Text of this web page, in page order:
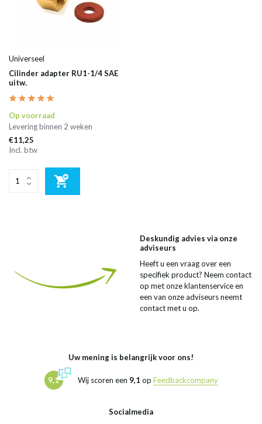
Universeel
Cilinder adapter RU1-1/4 SAE
uitw.
Op voorraad
Levering binnen 2 weken
€11,25
Incl. btw
Deskundig advies via onze
adviseurs
Heeft u een vraag over een
specifiek product? Neem contact
op met onze klantenservice en
een van onze adviseurs neemt
contact met u op.
Uw mening is belangrijk voor ons!
9,1 Wij scoren een 9,1 op Feedbackcompany
Socialmedia